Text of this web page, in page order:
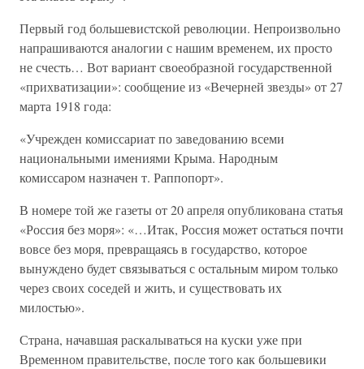
Первый год большевистской революции. Непроизвольно
напрашиваются аналогии с нашим временем, их просто
не счесть… Вот вариант своеобразной государственной
«прихватизации»: сообщение из «Вечерней звезды» от 27
марта 1918 года:
«Учрежден комиссариат по заведованию всеми
национальными имениями Крыма. Народным
комиссаром назначен т. Раппопорт».
В номере той же газеты от 20 апреля опубликована статья
«Россия без моря»: «…Итак, Россия может остаться почти
вовсе без моря, превращаясь в государство, которое
вынуждено будет связываться с остальным миром только
через своих соседей и жить, и существовать их
милостью».
Страна, начавшая раскалываться на куски уже при
Временном правительстве, после того как большевики